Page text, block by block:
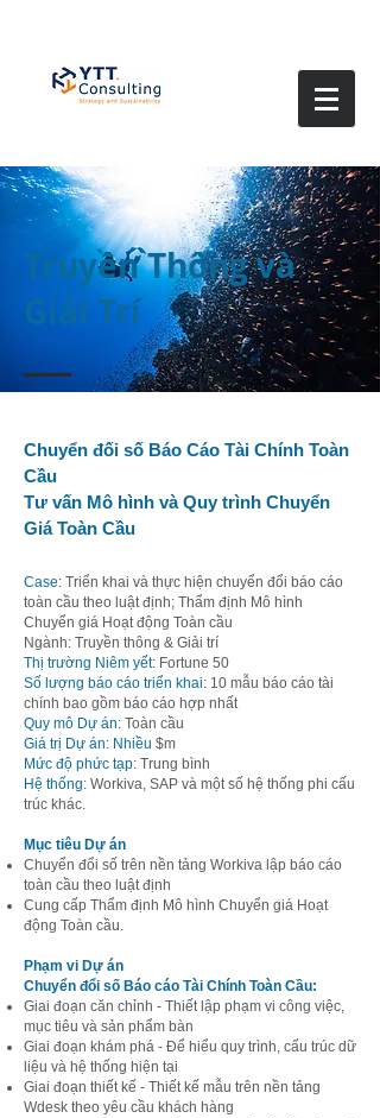
Truyền Thông và
Giải Trí
Chuyển đối số Báo Cáo Tài Chính Toàn
Cầu
Tư vấn Mô hình và Quy trình Chuyển
Giá Toàn Cầu
Case: Triển khai và thực hiện chuyển đổi báo cáo
toàn cầu theo luật định; Thẩm định Mô hình
C huyển giá Hoạt động Toàn cầu
Ngành: Truyền thông & Giải trí
Thị trường Niêm yết: Fortune 50
Số lượng báo cáo triển khai: 10 mẫu báo cáo tài
chính bao gồm báo cáo hợp nhất
Quy mô Dự án: Toàn cầu
Giá trị Dự án: Nhiều $m
Mức độ phức tạp: Trung bình
Hệ thống: Workiva, SAP và một số hệ thống phi cấu
trúc khác.
Mục tiêu Dự án
Chuyển đổi số trên nền tảng Workiva lập báo cáo
toàn cầu theo luật định
Cung cấp Thẩm định Mô hình Chuyển giá Hoạt
động Toàn cầu.
Phạm vi Dự án
Chuyển đổi số Báo cáo Tài Chính Toàn Cầu:
Giai đoạn căn chỉnh - Thiết lập phạm vi công việc,
mục tiêu và sản phẩm bàn
Giai đoạn khám phá - Để hiểu quy trình, cấu trúc dữ
liệu và hệ thống hiện tại
Giai đoạn thiết kế - Thiết kế mẫu trên nền tảng
Wdesk theo yêu cầu khách hàng